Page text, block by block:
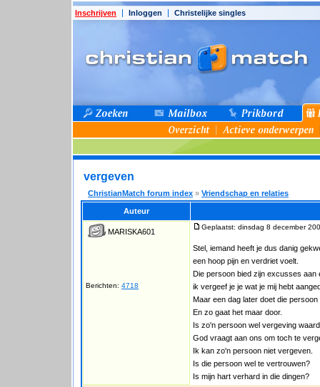
Inschrijven Inloggen Christelijke singles
vergeven
ChristianMatch forum index » Vriendschap en relaties
Auteur
MARISKA601
Berichten: 4718
Geplaatst: dinsdag 8 december
Stel, iemand heeft je dus danig
een hoop pijn en verdriet voelt.
Die persoon bied zijn excusses aan
ik vergeef je je wat je mij hebt
Maar een dag later doet die
En zo gaat het maar door.
Is zo'n persoon wel vergeving
God vraagt aan ons om toch te
Ik kan zo'n persoon niet vergeven.
Is die persoon wel te vertrouwen?
Is mijn hart verhard in die dingen?